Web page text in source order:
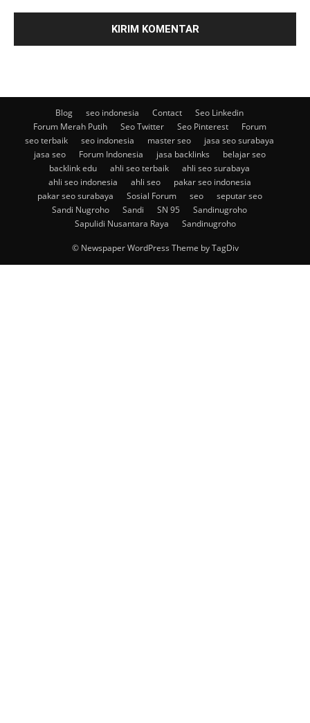
Blog seo indonesia Contact
Seo Linkedin
Forum Merah Putih
Seo Twitter Seo Pinterest
Forum
seo terbaik
seo indonesia master seo
jasa seo surabaya
jasa seo
Forum Indonesia jasa backlinks
belajar seo
backlink edu
ahli seo terbaik
ahli seo surabaya
ahli seo indonesia
ahli seo
pakar seo indonesia
pakar seo surabaya
Sosial Forum seo
seputar seo
Sandi Nugroho
Sandi SN 95
Sandinugroho
Sapulidi Nusantara Raya
Sandinugroho
© Newspaper WordPress Theme by TagDiv